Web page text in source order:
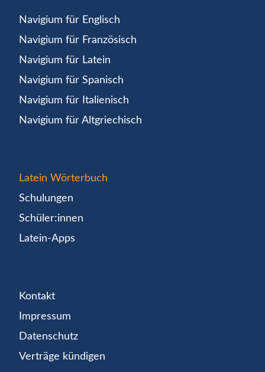
Navigium für Englisch
Navigium für Französisch
Navigium für Latein
Navigium für Spanisch
Navigium für Italienisch
Navigium für Altgriechisch
Latein Wörterbuch
Schulungen
Schüler:innen
Latein-Apps
Kontakt
Impressum
Datenschutz
Verträge kündigen